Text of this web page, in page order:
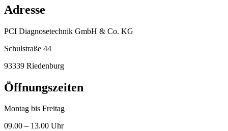
Adresse
PCI Diagnosetechnik GmbH & Co. KG
Schulstraße 44
93339 Riedenburg
Öffnungszeiten
Montag bis Freitag
09.00 – 13.00 Uhr